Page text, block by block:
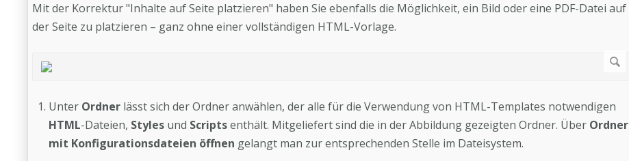
Mit der Korrektur "Inhalte auf Seite platzieren" haben Sie ebenfalls die Möglichkeit, ein Bild oder eine PDF-Datei auf
der Seite zu platzieren – ganz ohne einer vollständigen HTML-Vorlage.
Unter Ordner lässt sich der Ordner anwählen, der alle für die Verwendung von HTML-Templates notwendigen
HTML-Dateien, Styles und Scriptsenthält. Mitgeliefert sind die in der Abbildung gezeigten Ordner. Über Ordner
mit Konfigurationsdateien öffnen gelangt man zur entsprechenden Stelle im Dateisystem.